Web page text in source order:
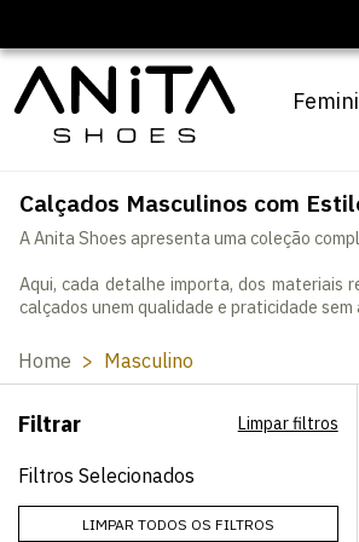
Calçados Masculinos com
A Anita Shoes apresenta uma coleção
Aqui, cada detalhe importa, dos materiais
calçados unem qualidade e praticidade
Home Masculino
Filtrar Limpar filtros
Filtros Selecionados
LIMPAR TODOS OS FILTROS